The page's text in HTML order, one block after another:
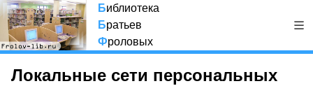
Библиотека
Братьев
Фроловых
Локальные сети персональных